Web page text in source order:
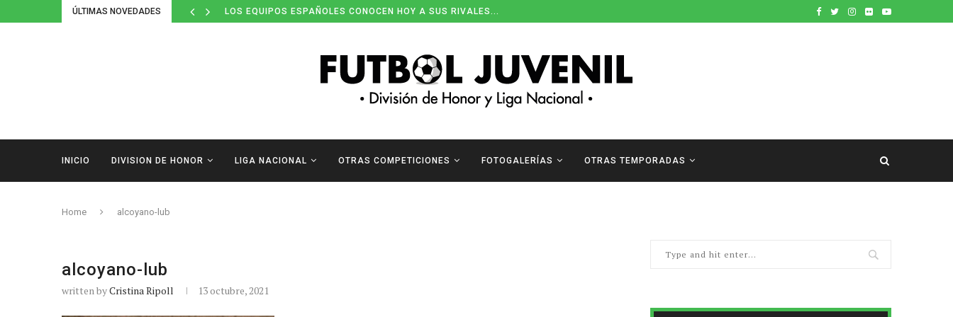
ÚLTIMAS NOVEDADES LOS EQUIPOS ESPAÑOLES CONOCEN HOY A SUS RIVALES...
INICIO DIVISION DE HONOR LIGA NACIONAL OTRAS COMPETICIONES FOTOGALERÍAS OTRAS TEMPORADAS
Home alcoyano-lub
alcoyano-lub
written byCristina Ripoll 13 octubre, 2021